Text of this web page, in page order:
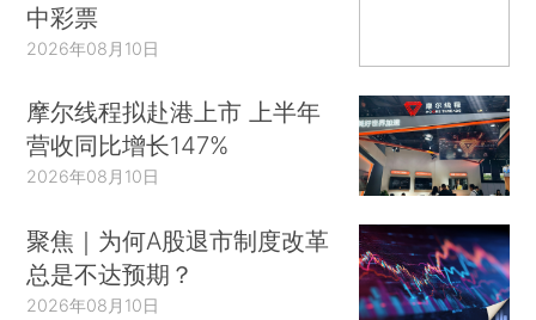
中彩票
2026年08月10日
摩尔线程拟赴港上市 上半年
营收同比增长147%
2026年08月10日
聚焦｜为何A股退市制度改革
总是不达预期？
2026年08月10日